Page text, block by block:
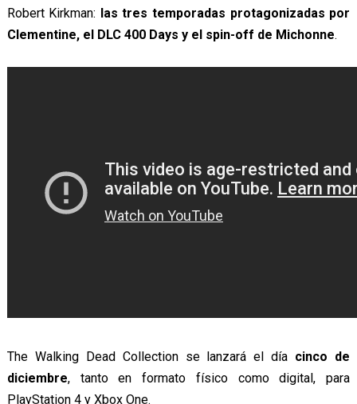
Robert Kirkman: las tres temporadas protagonizadas por
Clementine, el DLC 400 Days y el spin-off de Michonne.
The Walking Dead Collection se lanzará el día cinco de
diciembre, tanto en formato físico como digital, para
PlayStation 4 y Xbox One.